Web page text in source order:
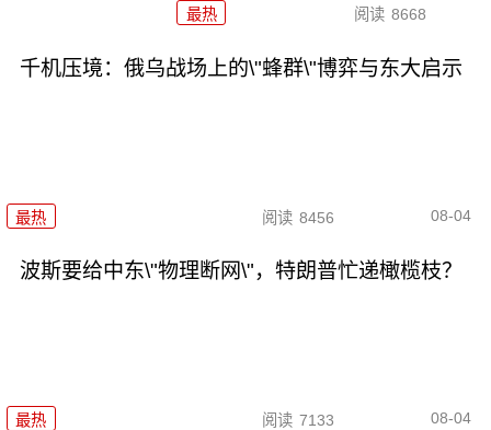
最热 阅读 8668
千机压境：俄乌战场上的\"蜂群\"博弈与东大启示
最热 阅读 8456 08-04
波斯要给中东\"物理断网\"，特朗普忙递橄榄枝？
最热 阅读 7133 08-04